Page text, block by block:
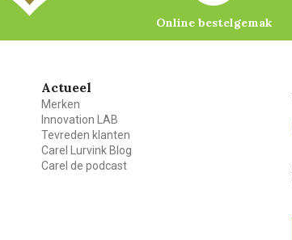
Online bestelgemak
Actueel
Merken
Innovation LAB
Tevreden klanten
Carel Lurvink Blog
Carel de podcast